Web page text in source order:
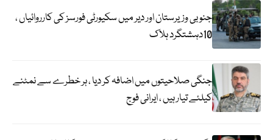
جنوبی وزیرستان اور دیر میں سکیورٹی فورسز کی کارروائیاں ،
10دہشتگرد ہلاک
جنگی صلاحیتوں میں اضافہ کر دیا ، ہر خطرے سے نمٹنے
کیلئے تیار ہیں ، ایرانی فوج